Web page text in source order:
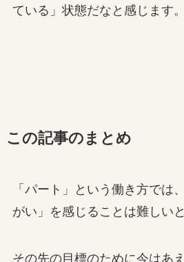
ている」状態だなと感じます。
この記事のまとめ
「パート」という働き方では
がい」を感じることは難しい
その先の目標のために今はあ